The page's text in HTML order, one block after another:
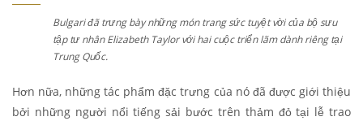
Bulgari đã trưng bày những món trang sức tuyệt vời của bộ sưu
tập tư nhân Elizabeth Taylor với hai cuộc triển lãm dành riêng tại
Trung Quốc.
Hơn nữa, những tác phẩm đặc trưng của nó đã được giới thiệu
bởi những người nổi tiếng sải bước trên thảm đỏ tại lễ trao